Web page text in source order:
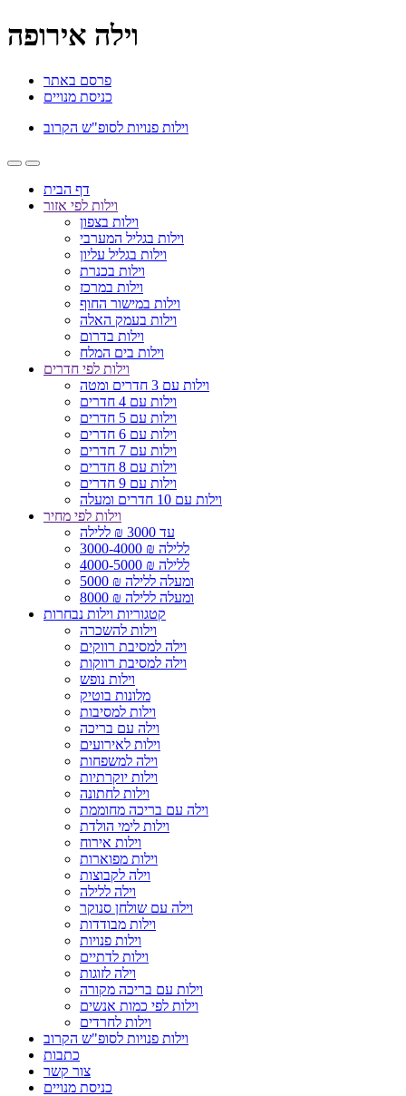
וילה אירופה
פרסם באתר
כניסת מנויים
וילות פנויות לסופ"ש הקרוב
דף הבית
וילות לפי אזור
וילות בצפון
וילות בגליל המערבי
וילות בגליל עליון
וילות בכנרת
וילות במרכז
וילות במישור החוף
וילות בעמק האלה
וילות בדרום
וילות בים המלח
וילות לפי חדרים
וילות עם 3 חדרים ומטה
וילות עם 4 חדרים
וילות עם 5 חדרים
וילות עם 6 חדרים
וילות עם 7 חדרים
וילות עם 8 חדרים
וילות עם 9 חדרים
וילות עם 10 חדרים ומעלה
וילות לפי מחיר
עד 3000 ₪ ללילה
3000-4000 ₪ ללילה
4000-5000 ₪ ללילה
5000 ₪ ומעלה ללילה
8000 ₪ ומעלה ללילה
קטגוריות וילות נבחרות
וילות להשכרה
וילה למסיבת רווקים
וילה למסיבת רווקות
וילות נופש
מלונות בוטיק
וילות למסיבות
וילה עם בריכה
וילות לאירועים
וילה למשפחות
וילות יוקרתיות
וילות לחתונה
וילה עם בריכה מחוממת
וילות לימי הולדת
וילות אירוח
וילות מפוארות
וילה לקבוצות
וילה ללילה
וילה עם שולחן סנוקר
וילות מבודדות
וילות פנויות
וילות לדתיים
וילה לזוגות
וילות עם בריכה מקורה
וילות לפי כמות אנשים
וילות לחרדים
וילות פנויות לסופ"ש הקרוב
כתבות
צור קשר
כניסת מנויים